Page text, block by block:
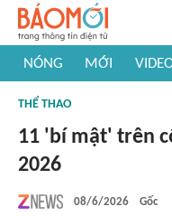
NÓNG MỚI
#Khám phá thế giới
THỂ THAO
11 'bí mật' trên
2026
08/6/2026 Gốc